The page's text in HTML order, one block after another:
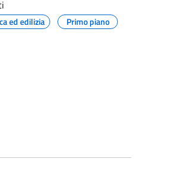
ed edilizia Primo piano